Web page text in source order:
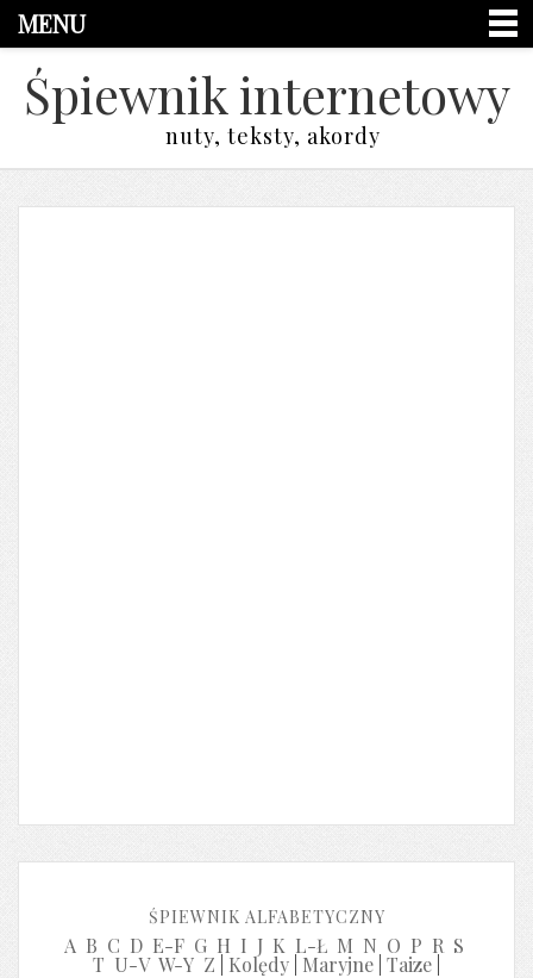
MENU
Śpiewnik internetowy
nuty, teksty, akordy
ŚPIEWNIK ALFABETYCZNY
A B C D E-F G H I J K L-Ł M N O P R S
T U-V W-Y Z Kolędy Maryjne Taize